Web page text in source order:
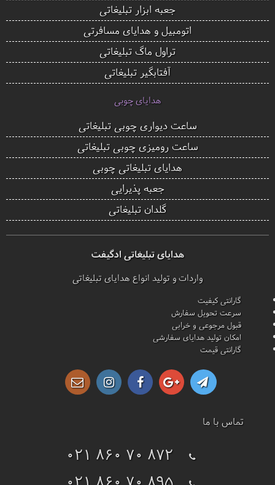
جعبه ابزار تبلیغاتی
اتومبیل و هدایای مسافرتی
تراول ماگ تبلیغاتی
آفتابگیر تبلیغاتی
هدایای چوبی
ساعت دیواری چوبی تبلیغاتی
ساعت رومیزی چوبی تبلیغاتی
هدایای تبلیغاتی چوبی
جعبه پذیرایی
گلدان تبلیغاتی
هدایای تبلیغاتی ادگیفت
واردات و تولید انواع هدایای تبلیغاتی
گارانتی کیفیت
سرعت تحویل سفارش
قبول مرجوعی و خرابی
امکان تولید هدایای سفارشی
گارانتی قیمت
تماس با ما
021 860 70 872